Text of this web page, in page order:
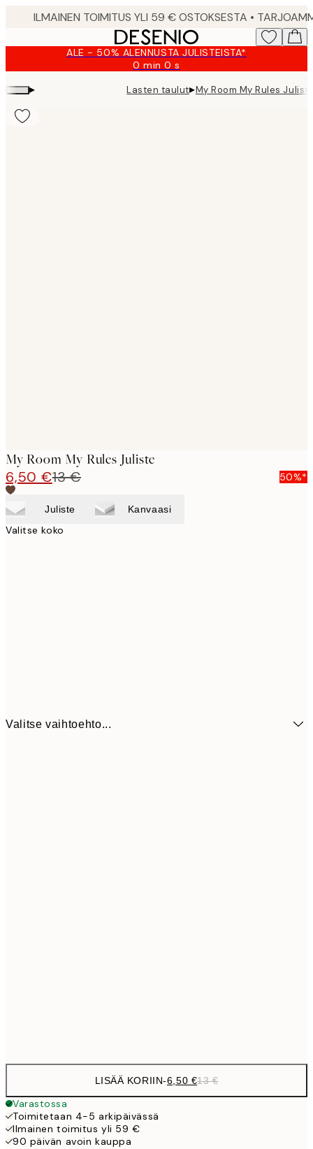
ALE - 50% ALENNUSTA JULISTEISTA*
0 min0 s
Voimassa
asti:
2026-
▸ Lasten taulut▸My Room My Rules
My Room My Rules Juliste
6,50 €13 € 50%*
Juliste Kanvaasi
Valitse koko
Valitse vaihtoehto...
LISÄÄ KORIIN-6,50 €13 €
Varastossa
Toimitetaan 4-5 arkipäivässä
Ilmainen toimitus yli 59 €
90 päivän avoin kauppa